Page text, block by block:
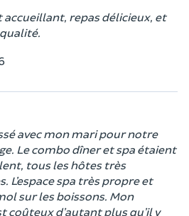
accueillant, repas délicieux, et
avec mon mari pour notre
Le combo dîner et spa étaient
tous les hôtes très
L’espace spa très propre et
sur les boissons. Mon
coûteux d’autant plus qu’il y